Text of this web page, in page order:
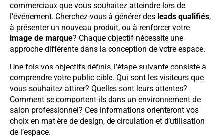
commerciaux que vous souhaitez atteindre lors de
l’événement. Cherchez-vous à générer des leads qualifiés,
à présenter un nouveau produit, ou à renforcer votre
image de marque? Chaque objectif nécessite une
approche différente dans la conception de votre espace.
Une fois vos objectifs définis, l’étape suivante consiste à
comprendre votre public cible. Qui sont les visiteurs que
vous souhaitez attirer? Quelles sont leurs attentes?
Comment se comportent-ils dans un environnement de
salon professionnel? Ces informations orienteront vos
choix en matière de design, de circulation et d’utilisation
de l’espace.